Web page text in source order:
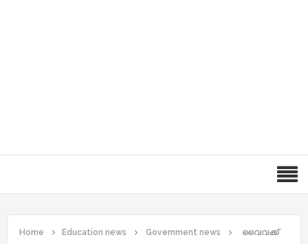
Home Education news Government news
വൈവക്ക്